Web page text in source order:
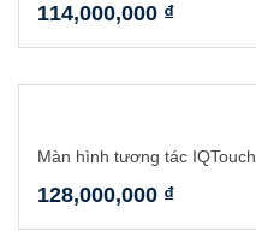
114,000,000 ₫
Màn hình tương tác
128,000,000 ₫